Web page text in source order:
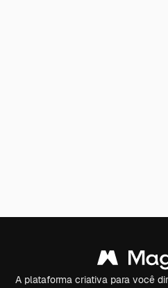
A plataforma criativa para você